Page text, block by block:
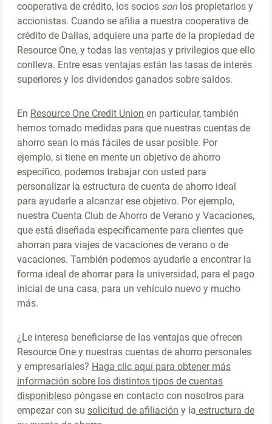
cooperativa de crédito, los socios son los propietarios y
accionistas. Cuando se afilia a nuestra cooperativa de
crédito de Dallas, adquiere una parte de la propiedad de
Resource One, y todas las ventajas y privilegios que ello
conlleva. Entre esas ventajas están las tasas de interés
superiores y los dividendos ganados sobre saldos.
En Resource One Credit Union en particular, también
hemos tomado medidas para que nuestras cuentas de
ahorro sean lo más fáciles de usar posible. Por
ejemplo, si tiene en mente un objetivo de ahorro
específico, podemos trabajar con usted para
personalizar la estructura de cuenta de ahorro ideal
para ayudarle a alcanzar ese objetivo. Por ejemplo,
nuestra Cuenta Club de Ahorro de Verano y Vacaciones,
que está diseñada específicamente para clientes que
ahorran para viajes de vacaciones de verano o de
vacaciones. También podemos ayudarle a encontrar la
forma ideal de ahorrar para la universidad, para el pago
inicial de una casa, para un vehículo nuevo y mucho
más.
¿Le interesa beneficiarse de las ventajas que ofrecen
Resource One y nuestras cuentas de ahorro personales
y empresariales? Haga clic aquí para obtener más
información sobre los distintos tipos de cuentas
disponibleso póngase en contacto con nosotros para
empezar con su solicitud de afiliación y la estructura de